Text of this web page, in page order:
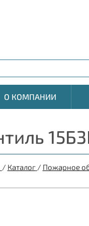
О КОМПАНИИ
/ Каталог / Пожарное